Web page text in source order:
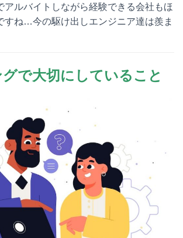
アルバイトしながら経験できる会社もほ
すね…今の駆け出しエンジニア達は羨ま
で大切にしていること